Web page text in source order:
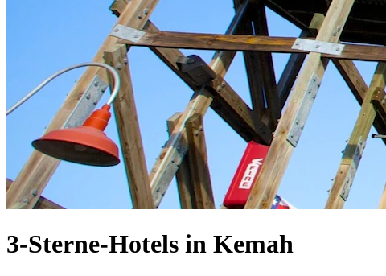
3-Sterne-Hotels in Kemah